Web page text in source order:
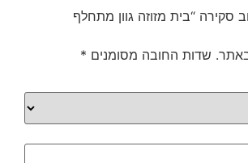
סקירה “בית מזוזה גוון מתחלף
שדות החובה מסומנים *